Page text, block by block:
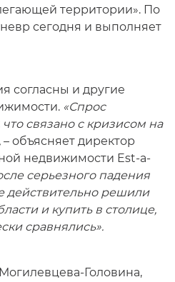
территории». По
сегодня и выполняет
согласны и другие
«Спрос
связано с кризисом на
– объясняет директор
недвижимости Est-a-
серьезного падения
действительно решили
и купить в столице,
сравнялись».
Головина,